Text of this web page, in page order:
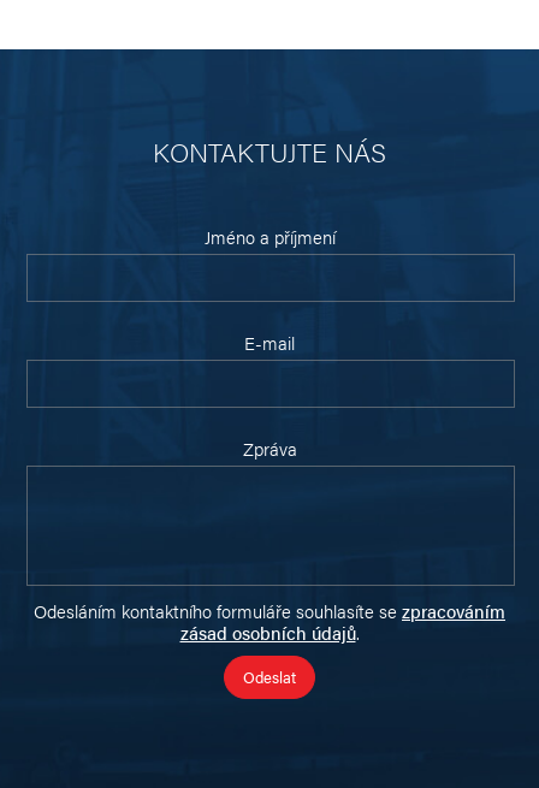
KONTAKTUJTE NÁS
Jméno a příjmení
E-mail
Zpráva
Odesláním kontaktního formuláře souhlasíte se zpracováním
zásad osobních údajů.